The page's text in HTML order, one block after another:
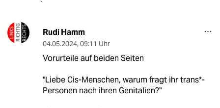
Rudi Hamm
04.05.2024, 09:11 Uhr
Vorurteile auf beiden Seiten
"Liebe Cis-Menschen, warum fragt ihr trans*­
Per­so­nen nach ihren Genitalien?"